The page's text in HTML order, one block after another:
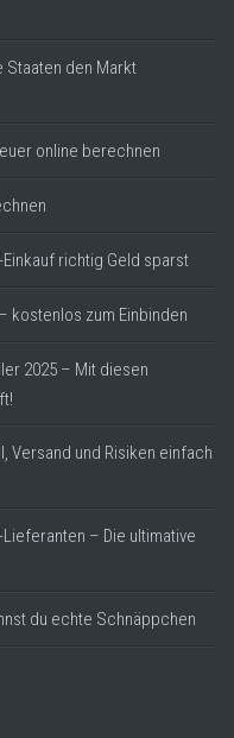
Staaten den Markt
online berechnen
richtig Geld sparst
kostenlos zum Einbinden
2025 – Mit diesen
Versand und Risiken einfach
– Die ultimative
du echte Schnäppchen